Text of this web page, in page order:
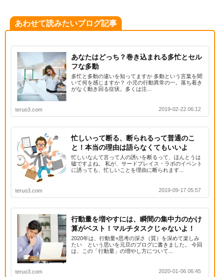
あわせて読みたいブログ記事
あなたはどっち？巻き込まれる多忙とセル
フな多動
多忙と多動の違いを知ってますか 多動という言葉を聞
いて何を感じますか？ 小児の行動異常の一。落ち着き
がなく動き回る症状。多くは注...
teruo3.com 2019-02-22 06:12
忙しいって断る、断られるって普通のこ
と！本当の理由は語らなくてもいいよ
忙しいなんて言って人の誘いを断るって、ほんとうは
嘘ですよね。 私が、サードプレイス・ラボのイベント
に誘っても、忙しいことを理由に断られます...
teruo3.com 2019-09-17 05:57
行動量を増やすには、瞬間の集中力のかけ
算がベスト！マルチタスクじゃないよ！
2020年は、行動量×思考の深さ（質）を深めて楽しみ
たい という思いを元旦のブログに書きました。 今回
は、この「行動量」の増やし方について...
teruo3.com 2020-01-06 06:45